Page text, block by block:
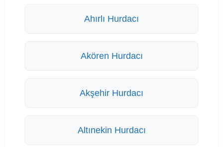
Ahırlı Hurdacı
Akören Hurdacı
Akşehir Hurdacı
Altınekin Hurdacı